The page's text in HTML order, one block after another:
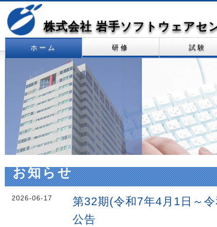
株式会社 岩手ソフトウェアセ
ホーム 研修 試験
お知らせ
2026-06-17 第32期(令和7年4月1日 ～
公告